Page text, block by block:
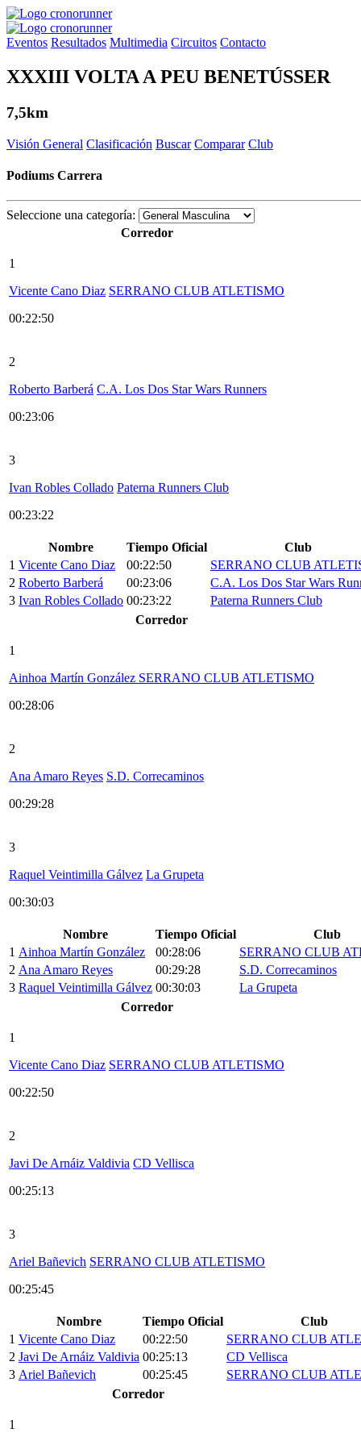
Eventos Resultados Multimedia Circuitos Contacto
XXXIII VOLTA A PEU BENETÚSSER
7,5km
Visión General Clasificación Buscar Comparar Club
Podiums Carrera
Seleccione una categoría:
Corredor
1
Vicente Cano Diaz SERRANO CLUB ATLETISMO
00:22:50
2
Roberto Barberá C.A. Los Dos Star Wars Runners
00:23:06
3
Ivan Robles Collado Paterna Runners Club
00:23:22
Nombre Tiempo Oficial
Club
1 Vicente Cano Diaz 00:22:50
SERRANO CLUB
2 Roberto Barberá 00:23:06
C.A. Los Dos Star Wars
3 Ivan Robles Collado 00:23:22
Paterna Runners Club
Corredor
1
Ainhoa Martín González SERRANO CLUB ATLETISMO
00:28:06
2
Ana Amaro Reyes S.D. Correcaminos
00:29:28
3
Raquel Veintimilla Gálvez La Grupeta
00:30:03
Nombre Tiempo Oficial
Club
1 Ainhoa Martín González 00:28:06
SERRANO CLUB
2 Ana Amaro Reyes 00:29:28
S.D. Correcaminos
3 Raquel Veintimilla Gálvez 00:30:03
La Grupeta
Corredor
1
Vicente Cano Diaz SERRANO CLUB ATLETISMO
00:22:50
2
Javi De Arnáiz Valdivia CD Vellisca
00:25:13
3
Ariel Bañevich SERRANO CLUB ATLETISMO
00:25:45
Nombre Tiempo Oficial
Club
1 Vicente Cano Diaz 00:22:50
SERRANO CLUB
2 Javi De Arnáiz Valdivia 00:25:13
CD Vellisca
3 Ariel Bañevich 00:25:45
SERRANO CLUB
Corredor
1